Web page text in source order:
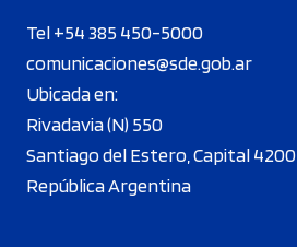
Tel +54 385 450-5000
comunicaciones@sde.gob.ar
Ubicada en:
Rivadavia (N) 550
Santiago del Estero, Capital 4200
República Argentina